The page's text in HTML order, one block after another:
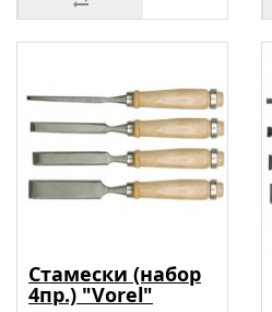
Стамески (набор
4пр.) "Vorel"